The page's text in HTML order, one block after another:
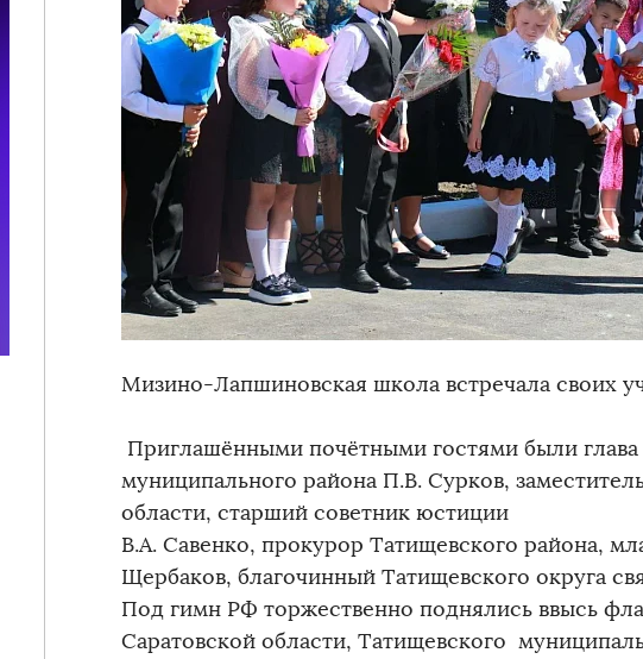
Мизино-Лапшиновская школа встречала своих
Приглашёнными почётными гостями были глава
муниципального района П.В. Сурков,
области, старший советник юстиции
В.А. Савенко, прокурор Татищевского района,
Щербаков, благочинный Татищевского округа
Под гимн РФ торжественно поднялись ввысь
Саратовской области, Татищевского